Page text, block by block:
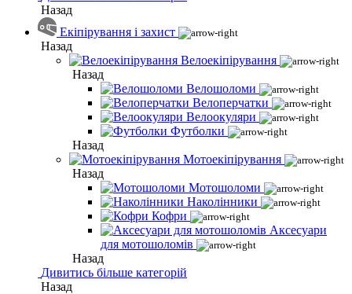
Назад
Екіпірування і захист
Назад
Велоекіпірування
Назад
Велошоломи
Велоперчатки
Велоокуляри
Футболки
Назад
Мотоекіпірування
Назад
Мотошоломи
Наколінники
Кофри
Аксесуари
для мотошоломів
Назад
Дивитись більше категорій
Назад